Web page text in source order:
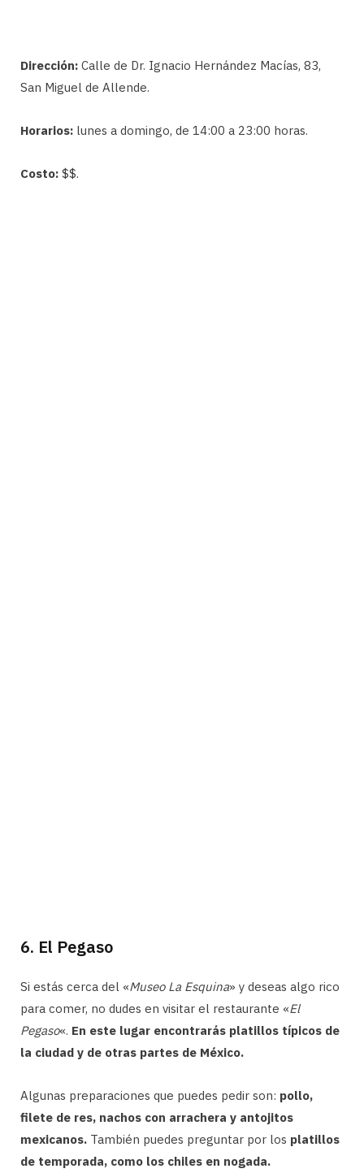
Dirección: Calle de Dr. Ignacio Hernández Macías, 83,
San Miguel de Allende.
Horarios: lunes a domingo, de 14:00 a 23:00 horas.
Costo: $$.
6. El Pegaso
Si estás cerca del «Museo La Esquina» y deseas algo rico
para comer, no dudes en visitar el restaurante «El
Pegaso«. En este lugar encontrarás platillos típicos de
la ciudad y de otras partes de México.
Algunas preparaciones que puedes pedir son: pollo,
filete de res, nachos con arrachera y antojitos
mexicanos. También puedes preguntar por los platillos
de temporada, como los chiles en nogada.